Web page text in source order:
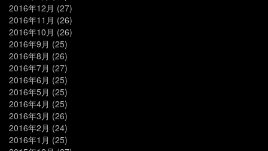
2016年12月 (27)
2016年11月 (26)
2016年10月 (26)
2016年9月 (25)
2016年8月 (26)
2016年7月 (27)
2016年6月 (25)
2016年5月 (25)
2016年4月 (25)
2016年3月 (26)
2016年2月 (24)
2016年1月 (25)